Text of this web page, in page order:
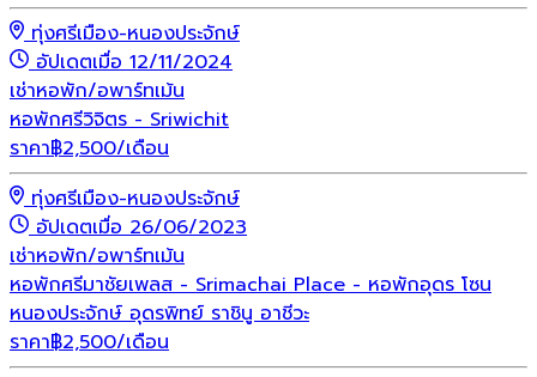
ทุ่งศรีเมือง-หนองประจักษ์
อัปเดตเมื่อ 12/11/2024
เช่าหอพัก/อพาร์ทเม้น
หอพักศรีวิจิตร - Sriwichit
ราคา฿2,500/เดือน
ทุ่งศรีเมือง-หนองประจักษ์
อัปเดตเมื่อ 26/06/2023
เช่าหอพัก/อพาร์ทเม้น
หอพักศรีมาชัยเพลส - Srimachai Place - หอพักอุดร โซน
หนองประจักษ์ อุดรพิทย์ ราชินู อาชีวะ
ราคา฿2,500/เดือน